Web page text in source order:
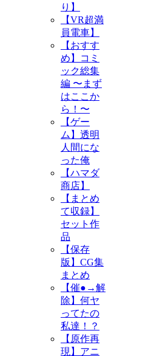
り】
【VR超満
員電車】
【おすす
め】コミ
ック総集
編 〜まず
はここか
ら！〜
【ゲー
ム】透明
人間にな
った俺
【ハマダ
商店】
【まとめ
て収録】
セット作
品
【保存
版】CG集
まとめ
【催●→解
除】何ヤ
ってたの
私達！？
【原作再
現】アニ